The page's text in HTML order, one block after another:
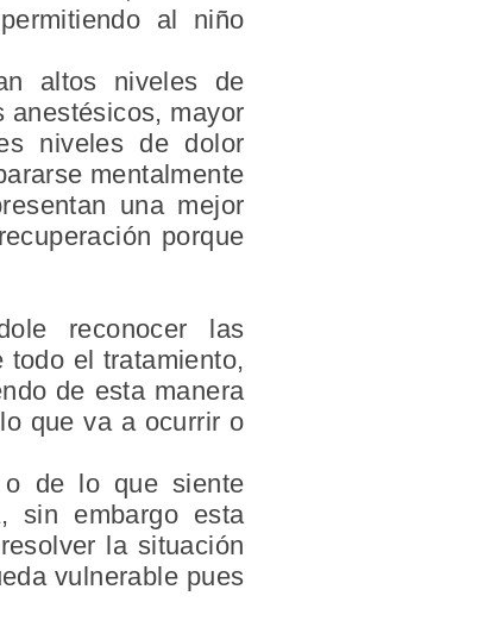
al niño
altos niveles de
anestésicos, mayor
niveles de dolor
mentalmente
una mejor
porque
reconocer las
todo el tratamiento,
de esta manera
que va a ocurrir o
de lo que siente
sin embargo esta
la situación
vulnerable pues